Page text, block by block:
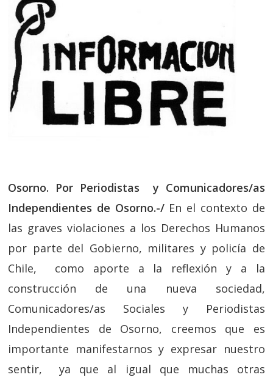
Osorno. Por Periodistas y Comunicadores/as
Independientes de Osorno.-/En el contexto de
las graves violaciones a los Derechos Humanos
por parte del Gobierno, militares y policía de
Chile, como aporte a la reflexión y a la
construcción de una nueva sociedad,
Comunicadores/as Sociales y Periodistas
Independientes de Osorno, creemos que es
importante manifestarnos y expresar nuestro
sentir, ya que al igual que muchas otras